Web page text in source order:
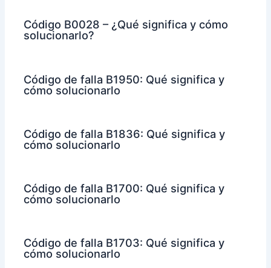
Código B0028 – ¿Qué significa y cómo
solucionarlo?
Código de falla B1950: Qué significa y
cómo solucionarlo
Código de falla B1836: Qué significa y
cómo solucionarlo
Código de falla B1700: Qué significa y
cómo solucionarlo
Código de falla B1703: Qué significa y
cómo solucionarlo